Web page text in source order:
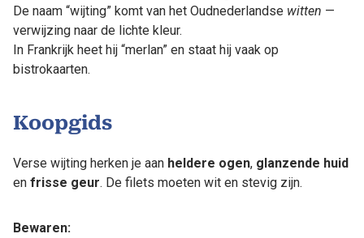
De naam “wijting” komt van het Oudnederlandse witten —
verwijzing naar de lichte kleur.
In Frankrijk heet hij “merlan” en staat hij vaak op
bistrokaarten.
Koopgids
Verse wijting herken je aan heldere ogen, glanzende huid
en frisse geur. De filets moeten wit en stevig zijn.
Bewaren: